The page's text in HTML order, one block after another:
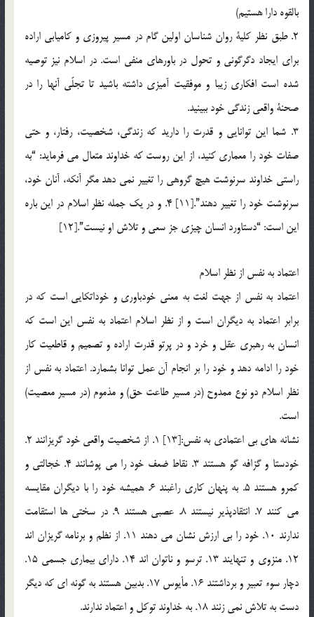
بالقوه دارا هستيم)
2. طبق نظر كلية روان شناسان اولين گام در مسير پيروزي و كاميابي اراده
براي ايجاد دگرگوني و تحول در باورهاي منفي است. در اسلام نيز توصيه
شده است افكاري زيبا و موفقيت آميزي داشته باشيد تا تجلّي آنها را در
صحنة واقعي زندگي خود ببينيد.
3. شما اين توانايي و قدرت را داريد كه زندگي، شخصيت، رفتار، و حتي
صفات خود را معماري كنيد، از اين روست كه خداوند متعال مي فرمايد: “به
راستي خداوند سرنوشت هيچ گروهي را تغيير نمي دهد مگر آنكه، آنان خود،
سرنوشت خود را تغيير دهند”.[11] 4. و در يك جمله نظر اسلام در اين باره
اين است: “دستاورد انسان چيزي جز سعي و تلاش او نيست”.[12]
اعتماد به نفس از نظر اسلام
اعتماد به نفس از جهت لغت به معني خودباوري و خوداتكايي است كه در
برابر اعتماد به ديگران است و از نظر اسلام اعتماد به نفس اين است كه
انسان به رهبري عقل و خرد و در پرتو قدرت اراده و تصميم و قاطعيت كار
خود را ادامه دهد و خود را بر انجام آن عمل توانا بشمارد. اعتماد به نفس از
نظر اسلام دو نوع ممدوح (در مسير طاعت حق) و مذموم (در مسير معصيت)
است.
نشانه هاي بي اعتمادي به نفس:[13] 1. از شخصيت واقعي خود گريزانند 2.
خودستا و گزافه گو هستند 3. نقاط ضعف خود را مي پوشانند 4. خجالتي و
كمرو هستند 5. به پنهان كاري راغبند 6. هميشه خود را با ديگران مقايسه
مي كنند 7. انتقادپذير نيستند 8. عصبي هستند 9. در سختي ها استقامت
ندارند 10. خود را بي ارزش نشان مي دهند 11. از نظم و برنامه گريزان اند
12. منزوي و تنهايند 13. ترسو و ناتوان اند 14. داراي بيماري جسمي 15.
دچار سوء تعبير و برداشتند 16. مأيوس 17. بدبين هستند به گونه اي كه ديگر
دست به تلاش نمي زنند 18. به خداوند توكل و اعتماد ندارند.